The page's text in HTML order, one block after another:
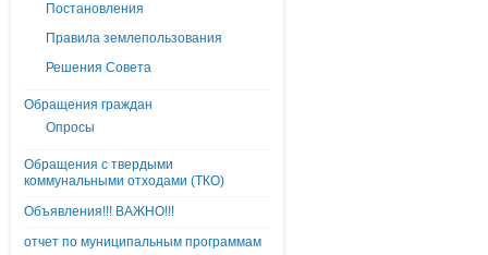
Постановления
Правила землепользования
Решения Совета
Обращения граждан
Опросы
Обращения с твердыми
коммунальными отходами (ТКО)
Объявления!!! ВАЖНО!!!
отчет по муниципальным программам